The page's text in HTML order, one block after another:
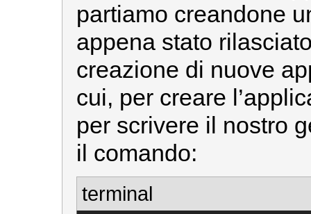
partiamo creandone
appena stato
creazione di nuove
cui, per creare
per scrivere il nostro
il comando:
terminal